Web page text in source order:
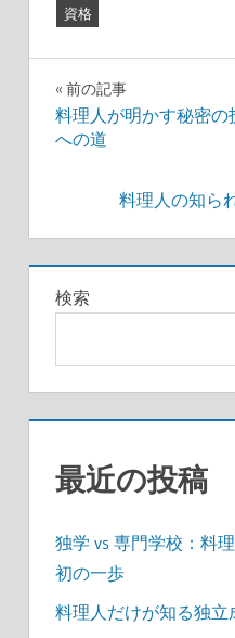
資格
投
稿
ゲ
ー
ョ
ン
前の記事
料理人が明かす秘密
への道
料理人の知ら
検索
最近の投稿
独学 vs 専門学校：料
初の一歩
料理人だけが知る独立